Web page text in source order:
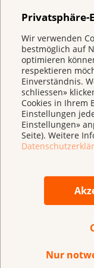
Privatsphäre-
Wir verwenden
bestmöglich auf
optimieren
respektieren
Einverständnis.
schliessen»
Cookies in Ihrem
Einstellungen
Einstellungen»
Seite). Weitere
Nur
2023 die
Schweiz und
Krebsbereich
können.
DieKrebsliga
Menschen mit
sich gezielt für
Krebsforschung.
aus 18
der
eine vorwiegend